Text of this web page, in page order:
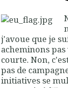
j'avoue que je
acheminons
courte. Non,
pas de
initiatives se